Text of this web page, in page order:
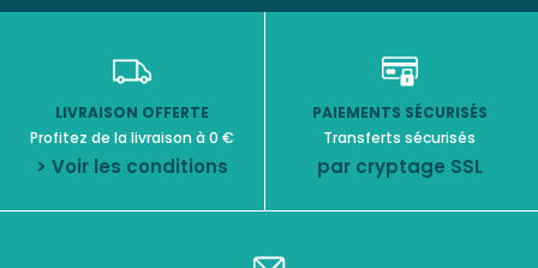
LIVRAISON OFFERTE
Profitez de la livraison à 0 €
> Voir les conditions
PAIEMENTS SÉCURISÉS
Transferts sécurisés
par cryptage SSL